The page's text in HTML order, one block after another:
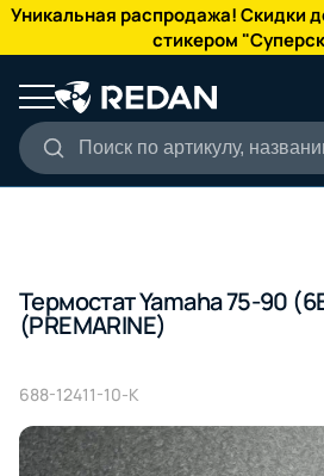
Уникальная распродажа! Скидки
стикером
Поиск по артикулу,
КАТАЛОГ
Термостат Yamaha 75-90
(PREMARINE)
688-12411-10-K